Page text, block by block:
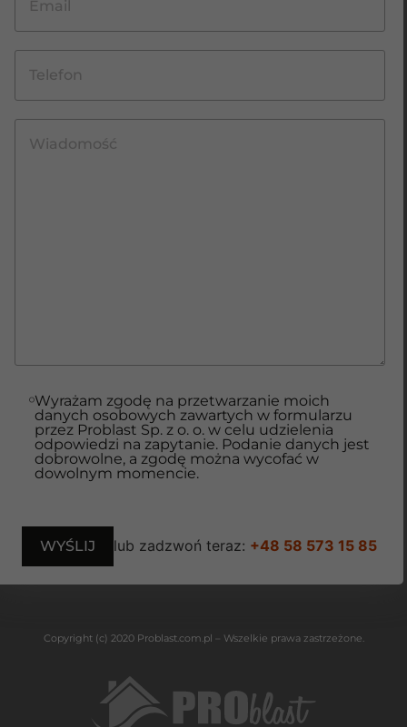
Wyrażam zgodę na przetwarzanie moich
danych osobowych zawartych w formularzu
przez Problast Sp. z o. o. w celu udzielenia
odpowiedzi na zapytanie. Podanie danych jest
dobrowolne, a zgodę można wycofać w
dowolnym momencie.
lub zadzwoń teraz: +48 58 573 15 85
Copyright (c) 2020 Problast.com.pl – Wszelkie prawa zastrzeżone.